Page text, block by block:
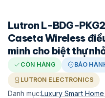
Lutron L-BDG-
Caseta Wireless
minh cho biệt thự
CÒN HÀNG BẢO
LUTRON ELECTRONICS
Danh mục:Luxury Smart